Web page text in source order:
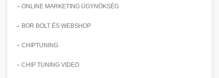
- ONLINE MARKETING ÜGYNÖKSÉG
- BOR BOLT ÉS WEBSHOP
- CHIPTUNING
- CHIP TUNING VIDEO